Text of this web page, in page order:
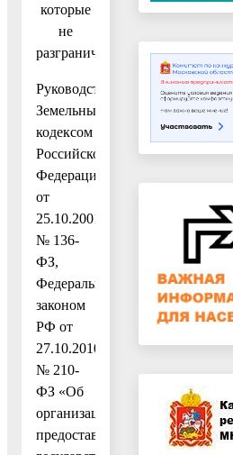
которые
не
разграничена»
Руководствуясь
Земельным
кодексом
Российской
Федерации
от
25.10.2001
№ 136-
ФЗ,
Федеральным
законом
РФ от
27.10.2010
№ 210-
ФЗ «Об
организации
предоставления